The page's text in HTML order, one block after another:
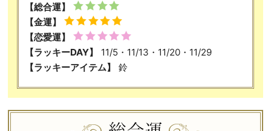
【総合運】
【金運】
【恋愛運】
【ラッキーDAY】
11/5・11/13・11/20・11/29
【ラッキーアイテム】
鈴